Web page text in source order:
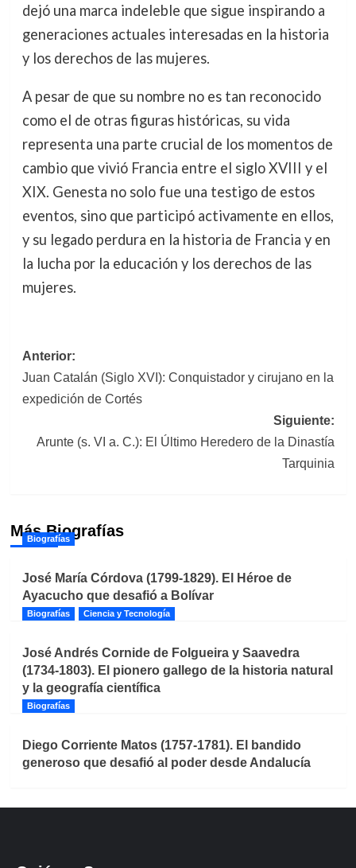
dejó una marca indeleble que sigue inspirando a
generaciones actuales interesadas en la historia
y los derechos de las mujeres.
A pesar de que su nombre no es tan reconocido
como el de otras figuras históricas, su vida
representa una parte crucial de los momentos de
cambio que vivió Francia entre el siglo XVIII y el
XIX. Genesta no solo fue una testigo de estos
eventos, sino que participó activamente en ellos,
y su legado perdura en la historia de Francia y en
la lucha por la educación y los derechos de las
mujeres.
Navegación
de
Anterior:
Juan Catalán (Siglo XVI): Conquistador y cirujano en la
expedición de Cortés
Siguiente:
Arunte (s. VI a. C.): El Último Heredero de la Dinastía
Tarquinia
Más Biografías
Biografías
José María Córdova (1799-1829). El Héroe de
Ayacucho que desafió a Bolívar
Biografías Ciencia y Tecnología
José Andrés Cornide de Folgueira y Saavedra
(1734-1803). El pionero gallego de la historia natural
y la geografía científica
Biografías
Diego Corriente Matos (1757-1781). El bandido
generoso que desafió al poder desde Andalucía